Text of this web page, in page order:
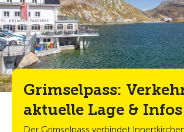
Grimselpass:
aktuelle Lage & Infos
Der Grimselpass verbindet